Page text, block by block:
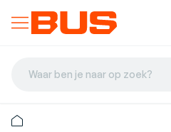
Waar ben je naar op zoek?